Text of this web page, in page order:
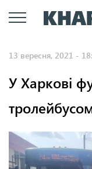
13 вересня, 2021 -
У Харкові